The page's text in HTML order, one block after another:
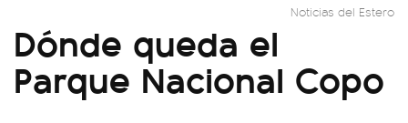
Noticias del Estero
Dónde queda el
Parque Nacional Copo